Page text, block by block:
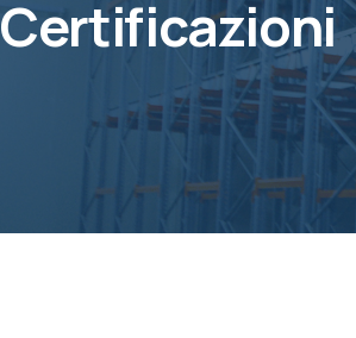
Certificazioni